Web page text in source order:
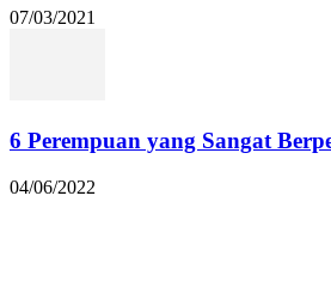
07/03/2021
6 Perempuan yang Sangat
04/06/2022